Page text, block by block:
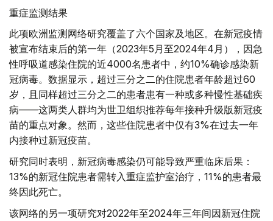
重症监测结果
此项欧洲监测网络研究覆盖了六个国家及地区。在新冠疫情
被宣布结束后的第一年（2023年5月至2024年4月），因急
性呼吸道感染住院的近4000名患者中，约10%确诊感染新
冠病毒。数据显示，超过三分之二的住院患者年龄超过60
岁，且同样超过三分之二的患者患有一种或多种慢性基础疾
病——这两类人群均为世卫组织推荐每年接种升级版新冠疫
苗的重点对象。然而，这些住院患者中仅有3%在过去一年
内接种过新冠疫苗。
研究同时表明，新冠病毒感染仍可能导致严重临床后果：
13%的新冠住院患者需转入重症监护室治疗，11%的患者最
终因此死亡。
该网络的另一项研究对2022年至2024年三年间因新冠住院